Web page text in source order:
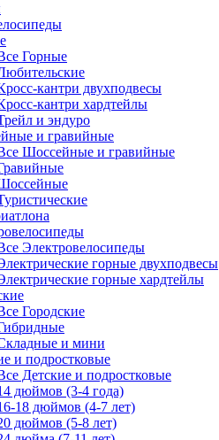
Горные
кантри двухподвесы
кантри хардтейлы
и эндуро
и гравийные
Шоссейные и гравийные
Электровелосипеды
горные двухподвесы
горные хардтейлы
Городские
и мини
и подростковые
Детские и подростковые
дюймов (3-4 года)
18 дюймов (4-7 лет)
дюймов (5-8 лет)